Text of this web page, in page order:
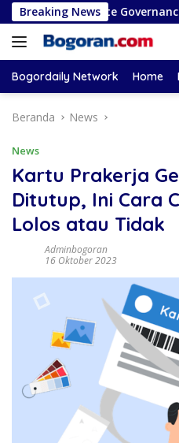
Langsung
ke
konten
Breaking News
Corporate Governance
Bogordaily Network Home
Beranda News
News
Kartu Prakerja
Ditutup, Ini Cara
Lolos atau Tidak
Adminbogoran
16 Oktober 2023